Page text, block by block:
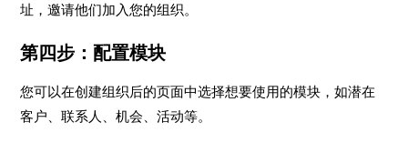
址，邀请他们加入您的组织。
第四步：配置模块
您可以在创建组织后的页面中选择想要使用的模块，如潜在
客户、联系人、机会、活动等。